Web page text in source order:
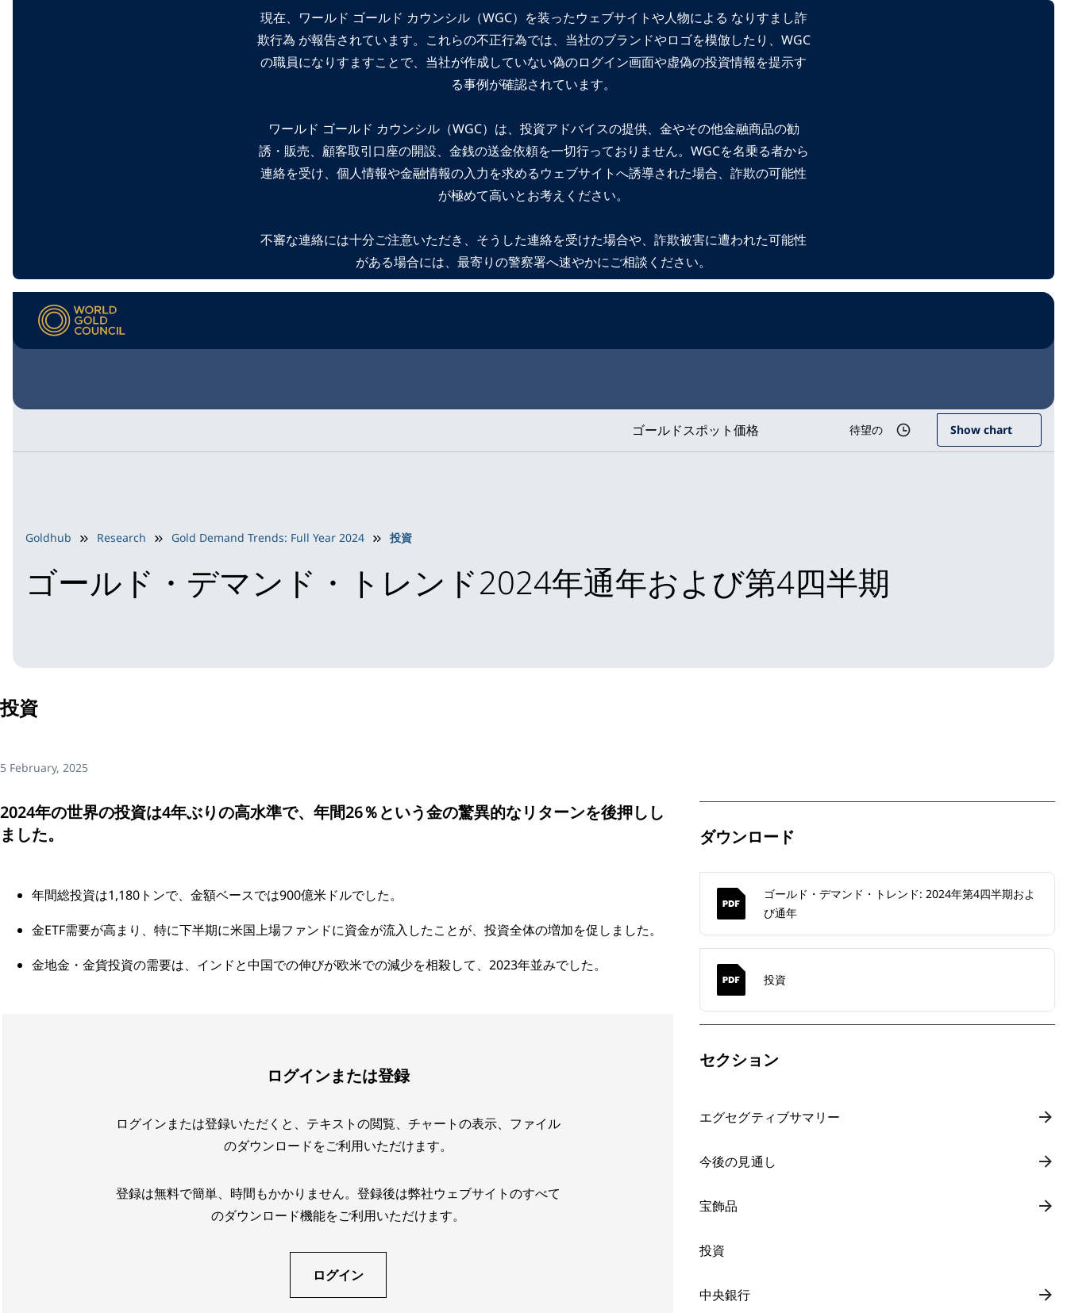
現在、ワールド ゴールド カウンシル（WGC）を装ったウェブサイトや人物による なりすまし詐
欺行為 が報告されています。これらの不正行為では、当社のブランドやロゴを模倣したり、WGC
の職員になりすますことで、当社が作成していない偽のログイン画面や虚偽の投資情報を提示す
る事例が確認されています。
ワールド ゴールド カウンシル（WGC）は、投資アドバイスの提供、金やその他金融商品の勧
誘・販売、顧客取引口座の開設、金銭の送金依頼を一切行っておりません。WGCを名乗る者から
連絡を受け、個人情報や金融情報の入力を求めるウェブサイトへ誘導された場合、詐欺の可能性
が極めて高いとお考えください。
不審な連絡には十分ご注意いただき、そうした連絡を受けた場合や、詐欺被害に遭われた可能性
がある場合には、最寄りの警察署へ速やかにご相談ください。
ゴールドスポット価格 待望の Show chart
Goldhub Research Gold Demand Trends: Full Year 2024 投資
ゴールド・デマンド・トレンド2024年通年および第4四半期
投資
5 February, 2025
ダウンロード
ゴールド・デマンド・トレンド: 2024年第4四半期およ
び通年
投資
セクション
エグセグティブサマリー
今後の見通し
宝飾品
投資
中央銀行
2024年の世界の投資は4年ぶりの高水準で、年間26％という金の驚異的なリターンを後押しし
ました。
年間総投資は1,180トンで、金額ベースでは900億米ドルでした。
金ETF需要が高まり、特に下半期に米国上場ファンドに資金が流入したことが、投資全体の増加を促しました。
金地金・金貨投資の需要は、インドと中国での伸びが欧米での減少を相殺して、2023年並みでした。
ログインまたは登録
ログインまたは登録いただくと、テキストの閲覧、チャートの表示、ファイル
のダウンロードをご利用いただけます。
登録は無料で簡単、時間もかかりません。登録後は弊社ウェブサイトのすべて
のダウンロード機能をご利用いただけます。
ログイン